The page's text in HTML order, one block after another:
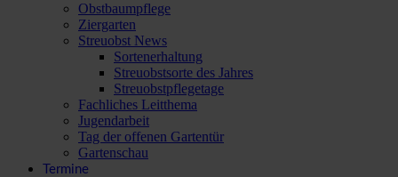
Obstbaumpflege
Ziergarten
Streuobst News
Sortenerhaltung
Streuobstsorte des Jahres
Streuobstpflegetage
Fachliches Leitthema
Jugendarbeit
Tag der offenen Gartentür
Gartenschau
Termine